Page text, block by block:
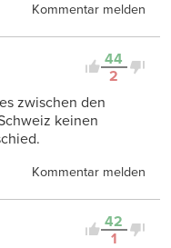
Kommentar melden
44
2
zwischen den
keinen
Kommentar melden
42
1